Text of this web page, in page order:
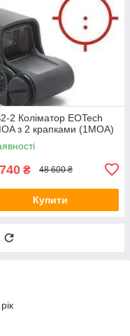
2 Коліматор EOTech
з 2 крапками (1MOA)
₴ 48 600 ₴
Купити